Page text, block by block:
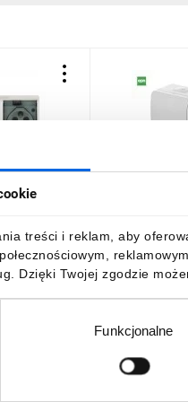
treści i reklam, aby
Dzięki Twojej zgodzie
Funkcjonalne
dymną
01
16A IP44
13,48 zł